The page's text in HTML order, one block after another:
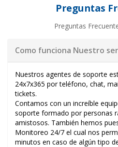
Preguntas
Preguntas
Como funciona Nuestro
Nuestros agentes de soporte
24x7x365 por teléfono, chat,
tickets.
Contamos con un increíble
soporte formado por personas
amistosos. También hemos
Monitoreo 24/7 el cual nos
minutos en caso de algún tipo